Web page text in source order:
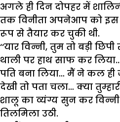
अगले ही दिन दोपहर में
तक विनीता अपनेआप को इस
रूप से तैयार कर चुकी थी.
‘‘यार विन्नी, तुम तो बड़ी
थाली पर हाथ साफ कर
पति बना लिया… मैं ने कल
देखी तो पता चला… क्या
शालू का व्यंग्य सुन कर
तिलमिला उठी.